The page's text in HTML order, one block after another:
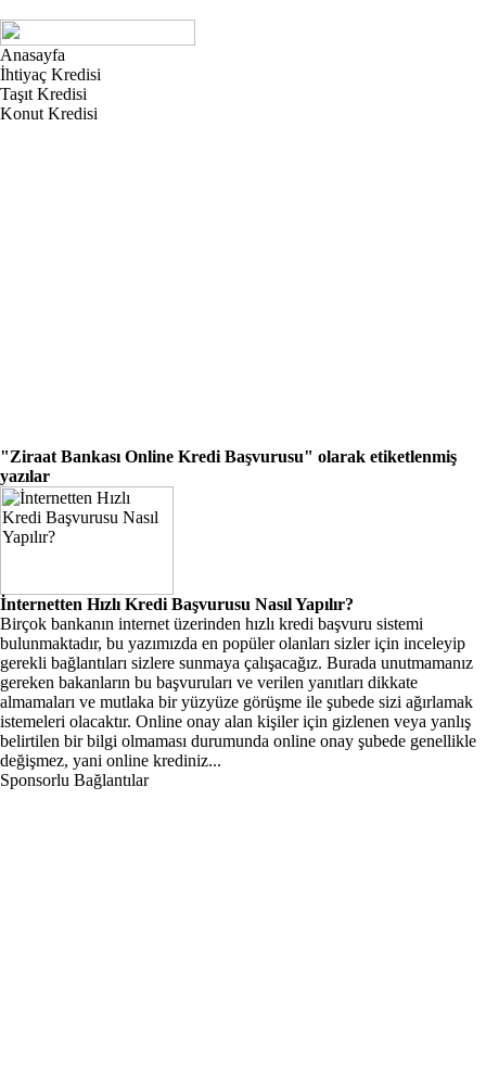
Anasayfa
İhtiyaç Kredisi
Taşıt Kredisi
Konut Kredisi
"Ziraat Bankası Online Kredi Başvurusu" olarak etiketlenmiş
yazılar
İnternetten Hızlı Kredi Başvurusu Nasıl Yapılır?
Birçok bankanın internet üzerinden hızlı kredi başvuru sistemi
bulunmaktadır, bu yazımızda en popüler olanları sizler için inceleyip
gerekli bağlantıları sizlere sunmaya çalışacağız. Burada unutmamanız
gereken bakanların bu başvuruları ve verilen yanıtları dikkate
almamaları ve mutlaka bir yüzyüze görüşme ile şubede sizi ağırlamak
istemeleri olacaktır. Online onay alan kişiler için gizlenen veya yanlış
belirtilen bir bilgi olmaması durumunda online onay şubede genellikle
değişmez, yani online krediniz...
Sponsorlu Bağlantılar